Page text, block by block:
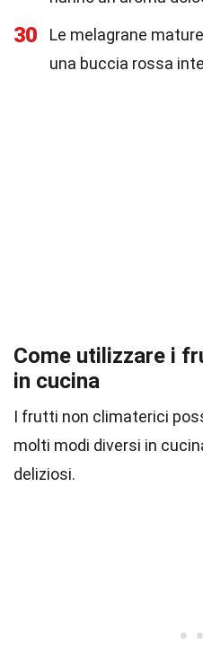
30
Le melagrane
una buccia rossa
Come utilizzare i
in cucina
I frutti non climaterici
molti modi diversi in
deliziosi.